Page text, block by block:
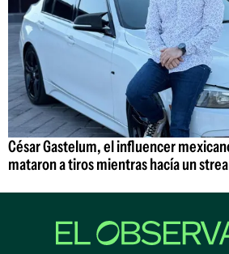
César Gastelum, el influencer
mataron a tiros mientras hacía un